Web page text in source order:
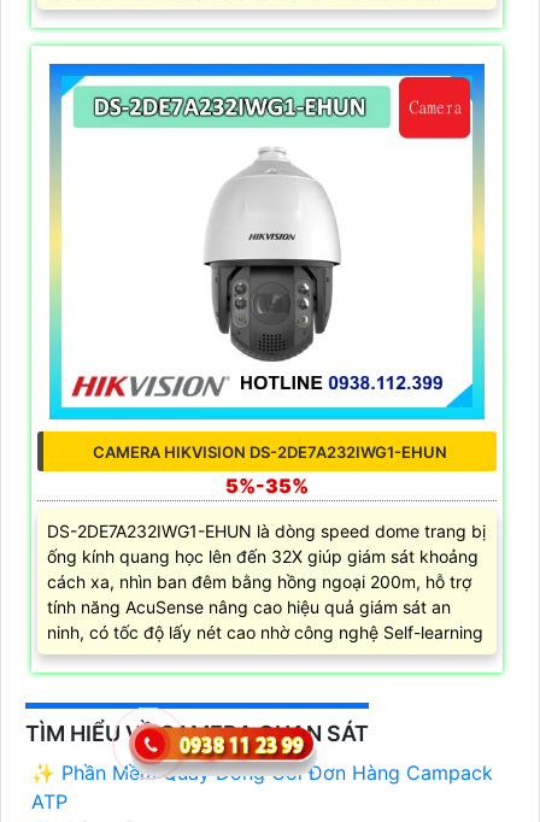
CAMERA HIKVISION DS-2DE7A232IWG1-EHUN
5%-35%
DS-2DE7A232IWG1-EHUN là dòng speed dome trang bị
ống kính quang học lên đến 32X giúp giám sát khoảng
cách xa, nhìn ban đêm bằng hồng ngoại 200m, hỗ trợ
tính năng AcuSense nâng cao hiệu quả giám sát an
ninh, có tốc độ lấy nét cao nhờ công nghệ Self-learning
TÌM HIỂU VỀ CAMERA QUAN SÁT
✨ Phần Mềm Quay Đóng Gói Đơn Hàng Campack
ATP